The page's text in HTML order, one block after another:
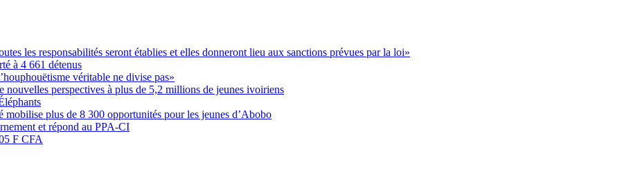
les responsabilités seront établies et elles donneront lieu aux sanctions prévues par la loi»
à 4 661 détenus
véritable ne divise pas»
perspectives à plus de 5,2 millions de jeunes ivoiriens
plus de 8 300 opportunités pour les jeunes d’Abobo
et répond au PPA-CI
F CFA